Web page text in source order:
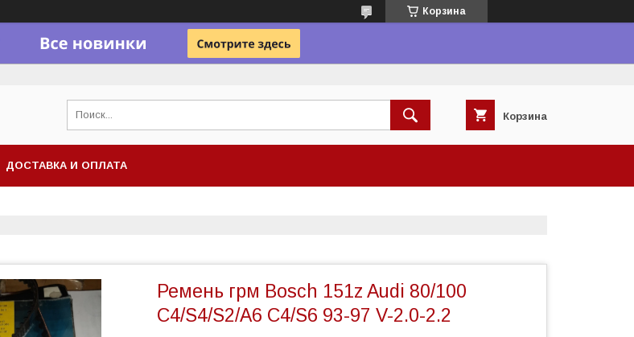
Корзина
Корзина
ДОСТАВКА И ОПЛАТА
Ремень грм Bosch 151z Audi 80/100
C4/S4/S2/A6 C4/S6 93-97 V-2.0-2.2